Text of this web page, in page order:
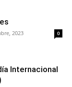
2023 0
Internacional